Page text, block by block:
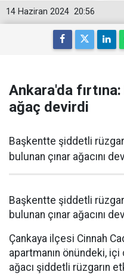
20:56
14 Haziran 2024
Ankara'da
ağaç devirdi
Başkentte şiddetli
bulunan çınar ağacını
Başkentte şiddetli
bulunan çınar ağacını
Çankaya ilçesi Cinnah
apartmanın önündeki,
ağacı şiddetli rüzgarın